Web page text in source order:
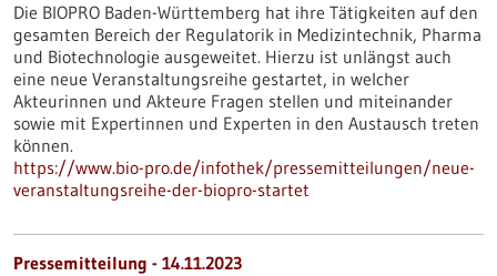
Die BIOPRO Baden-Württemberg hat ihre Tätigkeiten auf den
gesamten Bereich der Regulatorik in Medizintechnik, Pharma
und Biotechnologie ausgeweitet. Hierzu ist unlängst auch
eine neue Veranstaltungsreihe gestartet, in welcher
Akteurinnen und Akteure Fragen stellen und miteinander
sowie mit Expertinnen und Experten in den Austausch treten
können.
https://www.bio-pro.de/infothek/pressemitteilungen/neue-
veranstaltungsreihe-der-biopro-startet
Pressemitteilung - 14.11.2023